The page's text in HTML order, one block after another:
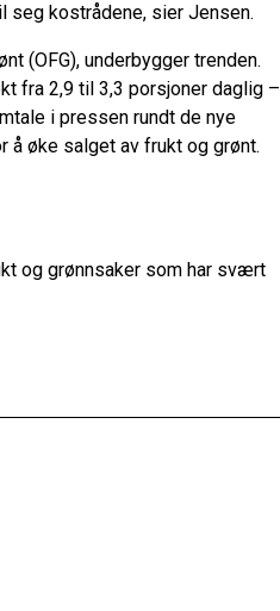
seg kostrådene, sier Jensen.
(OFG), underbygger trenden.
fra 2,9 til 3,3 porsjoner daglig –
i pressen rundt de nye
å øke salget av frukt og grønt.
og grønnsaker som har svært